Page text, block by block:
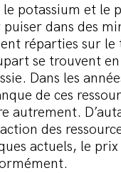
potassium et le
dans des
réparties sur
se trouvent
Dans les
de ces
autrement.
des
actuels, le prix